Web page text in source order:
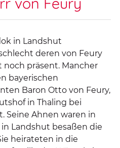
in Landshut
deren von Feury
noch präsent. Mancher
bayerischen
Baron Otto von Feury,
in Thaling bei
Seine Ahnen waren in
Landshut besaßen die
heirateten in die